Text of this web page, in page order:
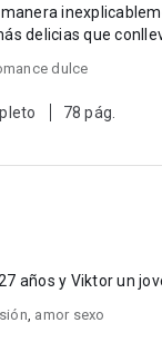
delicias que
dulce
78 pág.
años y Viktor un
, amor sexo